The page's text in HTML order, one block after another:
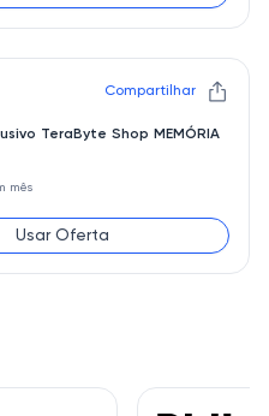
Compartilhar
TeraByte Shop MEMÓRIA
mês
Usar Oferta